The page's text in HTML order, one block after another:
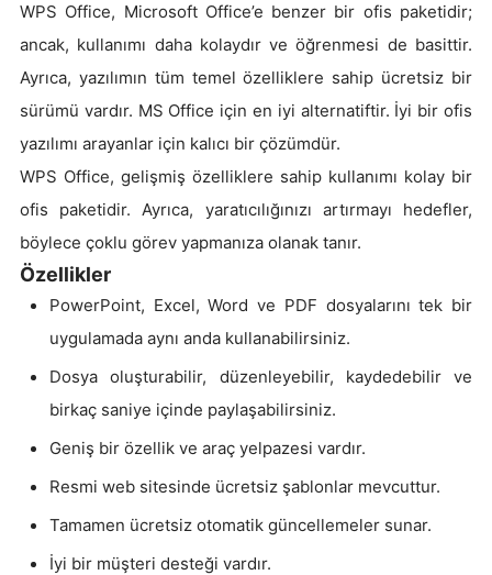
WPS Office, Microsoft Office’e benzer bir ofis paketidir;
ancak, kullanımı daha kolaydır ve öğrenmesi de basittir.
Ayrıca, yazılımın tüm temel özelliklere sahip ücretsiz bir
sürümü vardır. MS Office için en iyi alternatiftir. İyi bir ofis
yazılımı arayanlar için kalıcı bir çözümdür.
WPS Office, gelişmiş özelliklere sahip kullanımı kolay bir
ofis paketidir. Ayrıca, yaratıcılığınızı artırmayı hedefler,
böylece çoklu görev yapmanıza olanak tanır.
Özellikler
PowerPoint, Excel, Word ve PDF dosyalarını tek bir
uygulamada aynı anda kullanabilirsiniz.
Dosya oluşturabilir, düzenleyebilir, kaydedebilir ve
birkaç saniye içinde paylaşabilirsiniz.
Geniş bir özellik ve araç yelpazesi vardır.
Resmi web sitesinde ücretsiz şablonlar mevcuttur.
Tamamen ücretsiz otomatik güncellemeler sunar.
İyi bir müşteri desteği vardır.